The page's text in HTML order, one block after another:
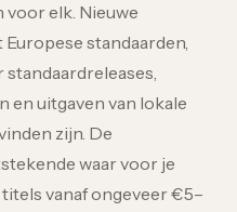
elk. Nieuwe
standaarden,
en uitgaven van lokale
zijn. De
waar voor je
vanaf ongeveer €5–